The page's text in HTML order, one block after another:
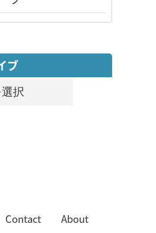
ブ
Contact About